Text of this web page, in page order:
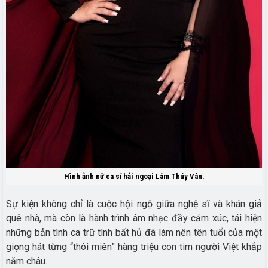
Hình ảnh nữ ca sĩ hải ngoại Lâm Thúy Vân.
Sự kiện không chỉ là cuộc hội ngộ giữa nghệ sĩ và khán giả
quê nhà, mà còn là hành trình âm nhạc đầy cảm xúc, tái hiện
những bản tình ca trữ tình bất hủ đã làm nên tên tuổi của một
giọng hát từng “thôi miên” hàng triệu con tim người Việt khắp
năm châu.